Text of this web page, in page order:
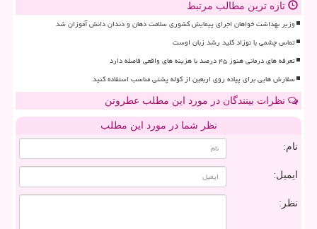
تازه ترین مطالب مرتبط
وزیر بهداشت خواهان اجرای پیمایش کشوری سلامت دهان و دندان دانش آموزان شد
تماس چشمی با نوزاد کلید رشد زبان اوست
تعرفه های درمانی هنوز ۴۵ درصد با هزینه های واقعی فاصله دارد
سفارش هایی برای پیاده روی اربعین از کوله پشتی مناسب استفاده کنید
نظرات بینندگان در مورد این مطلب عطروتن
نظر شما در مورد این مطلب
نام:
ایمیل:
نظر: